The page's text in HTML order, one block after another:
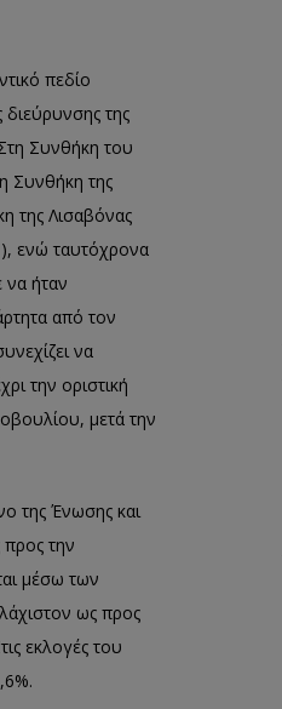
πεδίο
της
Συνθήκη του
Συνθήκη της
της Λισαβόνας
ενώ ταυτόχρονα
να ήταν
από τον
να
την οριστική
μετά την
της Ένωσης και
την
μέσω των
ως προς
εκλογές του
%.